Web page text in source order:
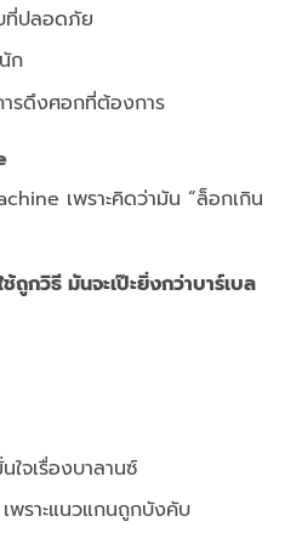
ที่ปลอดภัย
ก
รดึงศอกที่ต้องการ
เพราะคิดว่ามัน “ล็อกเกิน
ถูกวิธี มันจะเป๊ะยิ่งกว่าบาร์เบล
ใจเรื่องบาลานซ์
พราะแนวแกนถูกบังคับ